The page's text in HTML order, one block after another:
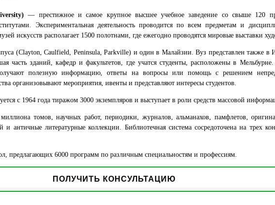
— престижное и самое крупное высшее учебное заведение со свыше 120
Экспериментальная деятельность проводится по всем предметам и
искусств располагает 1500 полотнами, где ежегодно проводятся мировые выставки
(Clayton, Caulfield, Peninsula, Parkville) и один в Малайзии. Вуз представлен также в
зданий, кафедр и факультетов, где учатся студенты, расположены в
получают полезную информацию, ответы на вопросы или помощь с решением
организовывают мероприятия, ивенты и представляют интересы студентов.
с 1964 года тиражом 3000 экземпляров и выступает в роли средств массовой
томов, научных работ, периодики, журналов, альманахов, памфлетов,
и античные литературные коллекции. Библиотечная система сосредоточена на трех
предлагающих 6000 программ по различным специальностям и профессиям.
ПОЛУЧИТЬ КОНСУЛЬТАЦИЮ